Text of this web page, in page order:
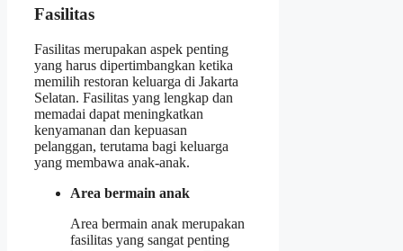
Fasilitas
Fasilitas merupakan aspek penting
yang harus dipertimbangkan ketika
memilih restoran keluarga di Jakarta
Selatan. Fasilitas yang lengkap dan
memadai dapat meningkatkan
kenyamanan dan kepuasan
pelanggan, terutama bagi keluarga
yang membawa anak-anak.
Area bermain anak
Area bermain anak merupakan
fasilitas yang sangat penting